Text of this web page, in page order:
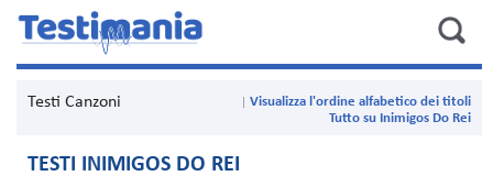
Testi Canzoni
Visualizza l'ordine alfabetico dei titoli
Tutto su Inimigos Do Rei
TESTI INIMIGOS DO REI